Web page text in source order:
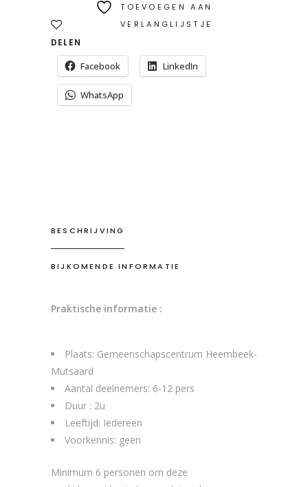
TOEVOEGEN AAN
VERLANGLIJSTJE
DELEN
Facebook LinkedIn
WhatsApp
BESCHRIJVING
BIJKOMENDE INFORMATIE
Praktische informatie :
Plaats: Gemeenschapscentrum Heembeek-
Mutsaard
Aantal deelnemers: 6-12 pers
Duur : 2u
Leeftijd: Iedereen
Voorkennis: geen
Minimum 6 personen om deze